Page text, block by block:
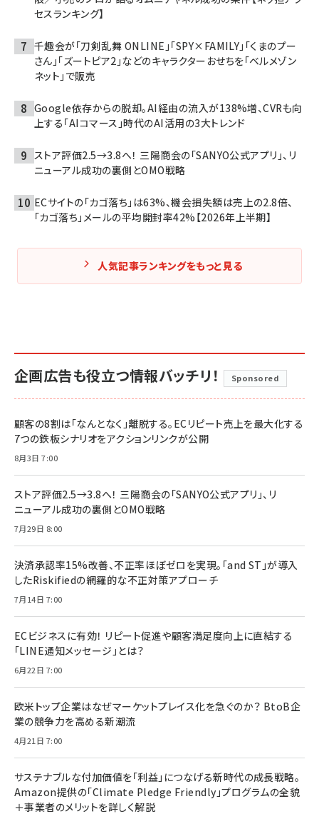
セスランキング】
千趣会が「刀剣乱舞 ONLINE」「SPY×FAMILY」「くまのプー
さん」「ズートピア2」などのキャラクターおせちを「ベルメゾン
ネット」で販売
Google依存からの脱却。AI経由の流入が138%増、CVRも向
上する「AIコマース」時代のAI活用の3大トレンド
ストア評価2.5→3.8へ！ 三陽商会の「SANYO公式アプリ」、リ
ニューアル成功の裏側とOMO戦略
ECサイトの「カゴ落ち」は63%、機会損失額は売上の2.8倍、
「カゴ落ち」メールの平均開封率42%【2026年上半期】
人気記事ランキングをもっと見る
企画広告も役立つ情報バッチリ！ Sponsored
顧客の8割は「なんとなく」離脱する。ECリピート売上を最大化する
7つの鉄板シナリオをアクションリンクが公開
8月3日 7:00
ストア評価2.5→3.8へ！ 三陽商会の「SANYO公式アプリ」、リ
ニューアル成功の裏側とOMO戦略
7月29日 8:00
決済承認率15%改善、不正率ほぼゼロを実現。「and ST」が導入
したRiskifiedの網羅的な不正対策アプローチ
7月14日 7:00
ECビジネスに有効！ リピート促進や顧客満足度向上に直結する
「LINE通知メッセージ」とは？
6月22日 7:00
欧米トップ企業はなぜマーケットプレイス化を急ぐのか？ BtoB企
業の競争力を高める新潮流
4月21日 7:00
サステナブルな付加価値を「利益」につなげる新時代の成長戦略。
Amazon提供の「Climate Pledge Friendly」プログラムの全貌
＋事業者のメリットを詳しく解説